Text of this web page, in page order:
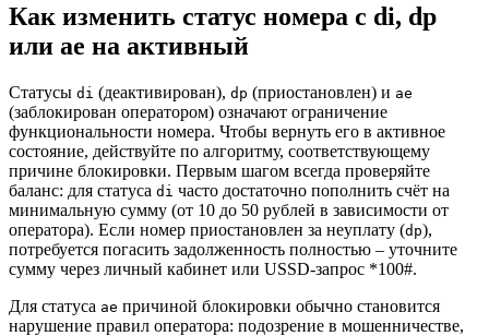
Как изменить статус номера с di, dp
или ae на активный
Статусы di (деактивирован), dp (приостановлен) и ae
(заблокирован оператором) означают ограничение
функциональности номера. Чтобы вернуть его в активное
состояние, действуйте по алгоритму, соответствующему
причине блокировки. Первым шагом всегда проверяйте
баланс: для статуса di часто достаточно пополнить счёт на
минимальную сумму (от 10 до 50 рублей в зависимости от
оператора). Если номер приостановлен за неуплату (dp),
потребуется погасить задолженность полностью – уточните
сумму через личный кабинет или USSD-запрос *100#.
Для статуса ae причиной блокировки обычно становится
нарушение правил оператора: подозрение в мошенничестве,